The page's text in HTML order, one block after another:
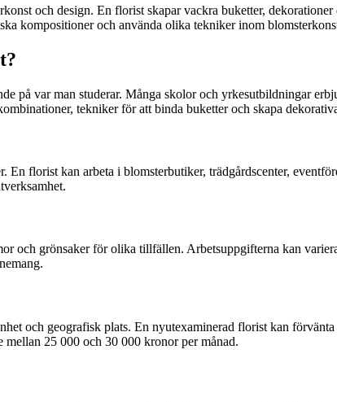
och design. En florist skapar vackra buketter,
kompositioner och använda olika tekniker inom
på var man studerar. Många skolor och yrkesutbildningar
tekniker för att binda buketter och skapa
En florist kan arbeta i blomsterbutiker, trädgårdscenter,
och grönsaker för olika tillfällen. Arbetsuppgifterna kan
och geografisk plats. En nyutexaminerad florist kan
25 000 och 30 000 kronor per månad.